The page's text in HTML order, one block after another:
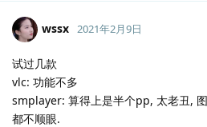
wssx 2021年2月9日
试过几款
vlc: 功能不多
smplayer: 算得上是半个pp, 太老丑,
都不顺眼.